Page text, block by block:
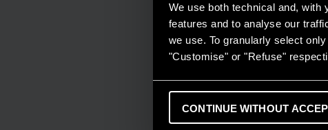
We use both technical and, with
features and to analyse our
we use. To granularly select
"Customise" or "Refuse"
CONTINUE WITHOUT